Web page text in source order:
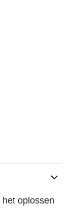
oplossen